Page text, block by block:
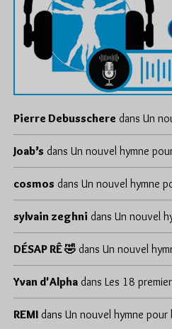
Pierre Debusschere dans Un
Joab’s dans Un nouvel hymne
cosmos dans Un nouvel hymne
sylvain zeghni dans Un nouvel
DÉSAP RÊ 🤣 dans Un nouvel
Yvan d'Alpha dans Les 18
REMI dans Un nouvel hymne pour